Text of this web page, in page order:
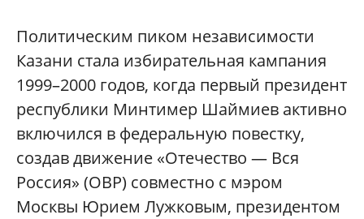
Политическим пиком независимости
Казани стала избирательная кампания
1999–2000 годов, когда первый президент
республики Минтимер Шаймиев активно
включился в федеральную повестку,
создав движение «Отечество — Вся
Россия» (ОВР) совместно с мэром
Москвы Юрием Лужковым, президентом